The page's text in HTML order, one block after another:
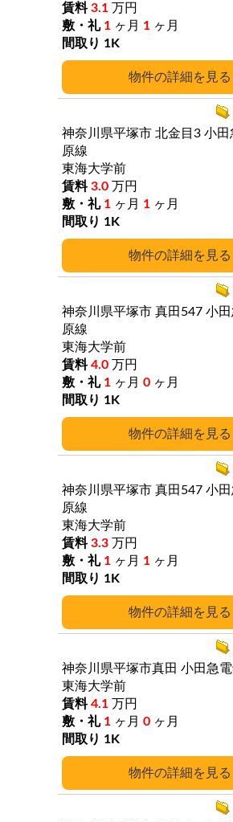
詳細
3.1 万円
1 ヶ月 1 ヶ月
1K
詳細
神奈川県平塚市 北金目3 小田
原線
東海大学前
3.0 万円
1 ヶ月 1 ヶ月
1K
詳細
神奈川県平塚市 真田547 小
原線
東海大学前
4.0 万円
1 ヶ月 0 ヶ月
1K
詳細
神奈川県平塚市 真田547 小
原線
東海大学前
3.3 万円
1 ヶ月 1 ヶ月
1K
詳細
神奈川県平塚市真田 小田急
東海大学前
4.1 万円
1 ヶ月 0 ヶ月
1K